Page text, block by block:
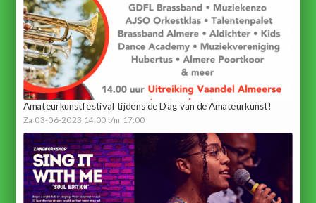
Amateurkunstfestival tijdens de Dag van de Amateurkunst!
Za 03-06-2023 14:00 t/m 17:00